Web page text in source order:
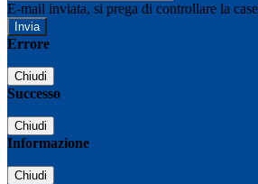
E-mail inviata, si prega di controllare la
Errore
Chiudi
Successo
Chiudi
Informazione
Chiudi